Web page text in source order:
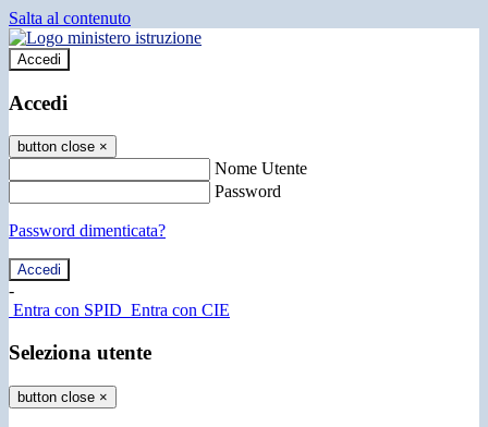
Salta al contenuto
Accedi
Accedi
button close ×
Nome Utente
Password
Password dimenticata?
-
Entra con SPID Entra con CIE
Seleziona utente
button close ×